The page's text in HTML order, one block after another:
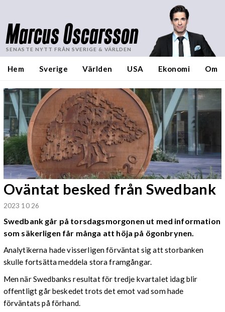
Marcus Oscarsson
SENASTE NYTT FRÅN SVERIGE & VÄRLDEN
Hem Sverige Världen USA Ekonomi Om
Oväntat besked från Swedbank
2023 10 26
Swedbank går på torsdagsmorgonen ut med information
som säkerligen får många att höja på ögonbrynen.
Analytikerna hade visserligen förväntat sig att storbanken
skulle fortsätta meddela stora framgångar.
Men när Swedbanks resultat för tredje kvartalet idag blir
offentligt går beskedet trots det emot vad som hade
förväntats på förhand.